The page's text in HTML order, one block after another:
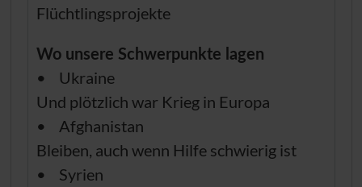
Flüchtlingsprojekte
Wo unsere Schwerpunkte lagen
• Ukraine
Und plötzlich war Krieg in Europa
• Afghanistan
Bleiben, auch wenn Hilfe schwierig ist
• Syrien